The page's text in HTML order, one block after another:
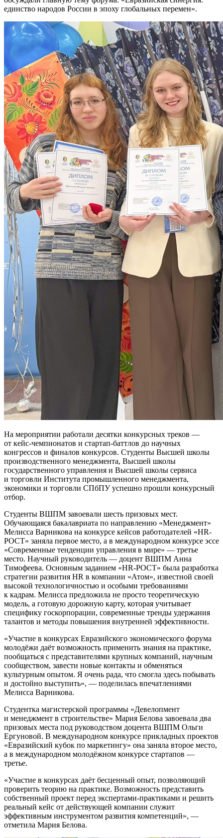
единство народов России в эпоху глобальных перемен».
На мероприятии работали десятки конкурсных треков —
от кейс-чемпионатов и стартап-баттлов до научных
конгрессов и финалов конкурсов. Студенты Высшей школы
производственного менеджмента, Высшей школы
государственного управления и Высшей школы сервиса
и торговли Института промышленного менеджмента,
экономики и торговли СПбПУ успешно прошли конкурсный
отбор.
Студенты ВШПМ завоевали шесть призовых мест.
Обучающаяся бакалавриата по направлению «Менеджмент»
Мелисса Варникова на конкурсе кейсов работодателей «HR-
РОСТ» заняла первое место, а в международном конкурсе эссе
«Современные тенденции управления в мире» — третье
место. Научный руководитель — доцент ВШПМ Анна
Тимофеева. Основным заданием «HR-РОСТ» была разработка
стратегии развития HR в компании «Атом», известной своей
высокой технологичностью и особыми требованиями
к кадрам. Мелисса предложила не просто теоретическую
модель, а готовую дорожную карту, которая учитывает
специфику госкорпорации, современные тренды удержания
талантов и методы повышения внутренней эффективности.
Участие в конкурсах Евразийского экономического форума
молодёжи даёт возможность применить знания на практике,
пообщаться с представителями крупных компаний, научным
сообществом, завести новые контакты и обменяться
культурным опытом. Я очень рада, что смогла здесь побывать
и достойно выступить , — поделилась впечатлениями
Мелисса Варникова.
Студентка магистерской программы «Девелопмент
и менеджмент в строительстве» Мария Белова завоевала два
призовых места под руководством доцента ВШПМ Ольги
Ергуновой. В международном конкурсе прикладных проектов
«Евразийский кубок по маркетингу» она заняла второе место,
а в международном молодёжном конкурсе стартапов —
третье.
Участие в конкурсах даёт бесценный опыт, позволяющий
проверить теорию на практике. Возможность представить
собственный проект перед экспертами-практиками и решить
реальный кейс от действующей компании служит
эффективным инструментом развития компетенций , —
отметила Мария Белова.